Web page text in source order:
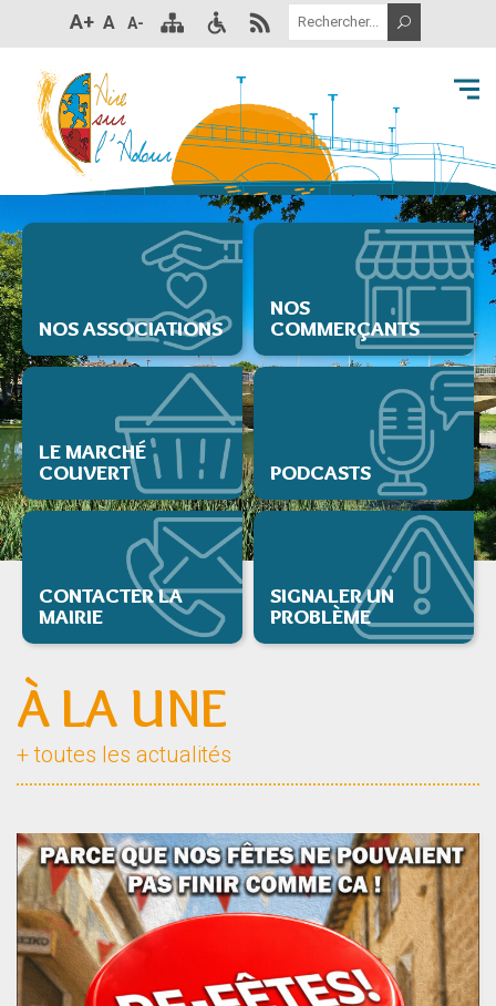
A+ A A-
NOS ASSOCIATIONS
NOS
COMMERÇANTS
LE MARCHÉ
COUVERT
PODCASTS
CONTACTER LA
MAIRIE
SIGNALER UN
PROBLÈME
À LA UNE
+ toutes les actualités